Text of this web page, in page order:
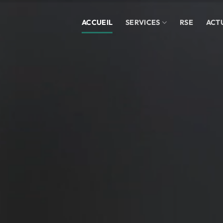
ACCUEIL SERVICES RSE